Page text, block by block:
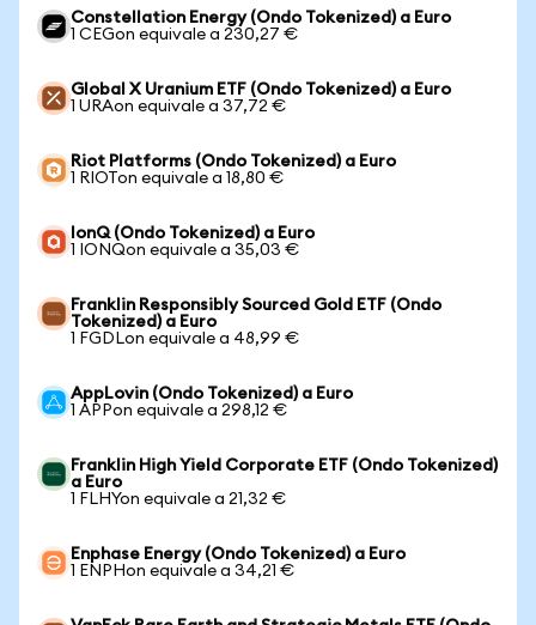
Constellation Energy (Ondo Tokenized) a Euro
1 CEGon equivale a 230,27 €
Global X Uranium ETF (Ondo Tokenized) a Euro
1 URAon equivale a 37,72 €
Riot Platforms (Ondo Tokenized) a Euro
1 RIOTon equivale a 18,80 €
IonQ (Ondo Tokenized) a Euro
1 IONQon equivale a 35,03 €
Franklin Responsibly Sourced Gold ETF (Ondo
Tokenized) a Euro
1 FGDLon equivale a 48,99 €
AppLovin (Ondo Tokenized) a Euro
1 APPon equivale a 298,12 €
Franklin High Yield Corporate ETF (Ondo Tokenized)
a Euro
1 FLHYon equivale a 21,32 €
Enphase Energy (Ondo Tokenized) a Euro
1 ENPHon equivale a 34,21 €